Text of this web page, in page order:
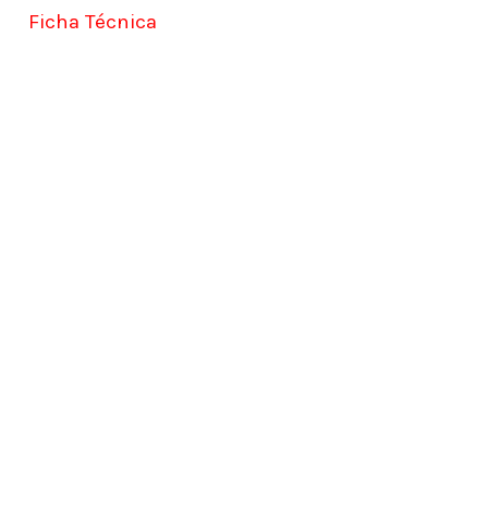
Ficha Técnica